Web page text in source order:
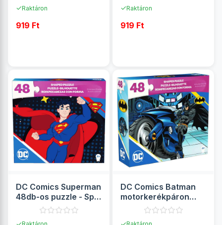
✓Raktáron
919 Ft
✓Raktáron
919 Ft
DC Comics Superman
48db-os puzzle - Spin
Master
DC Comics Batman
motorkerékpáron
48db-os puzzle - Spin